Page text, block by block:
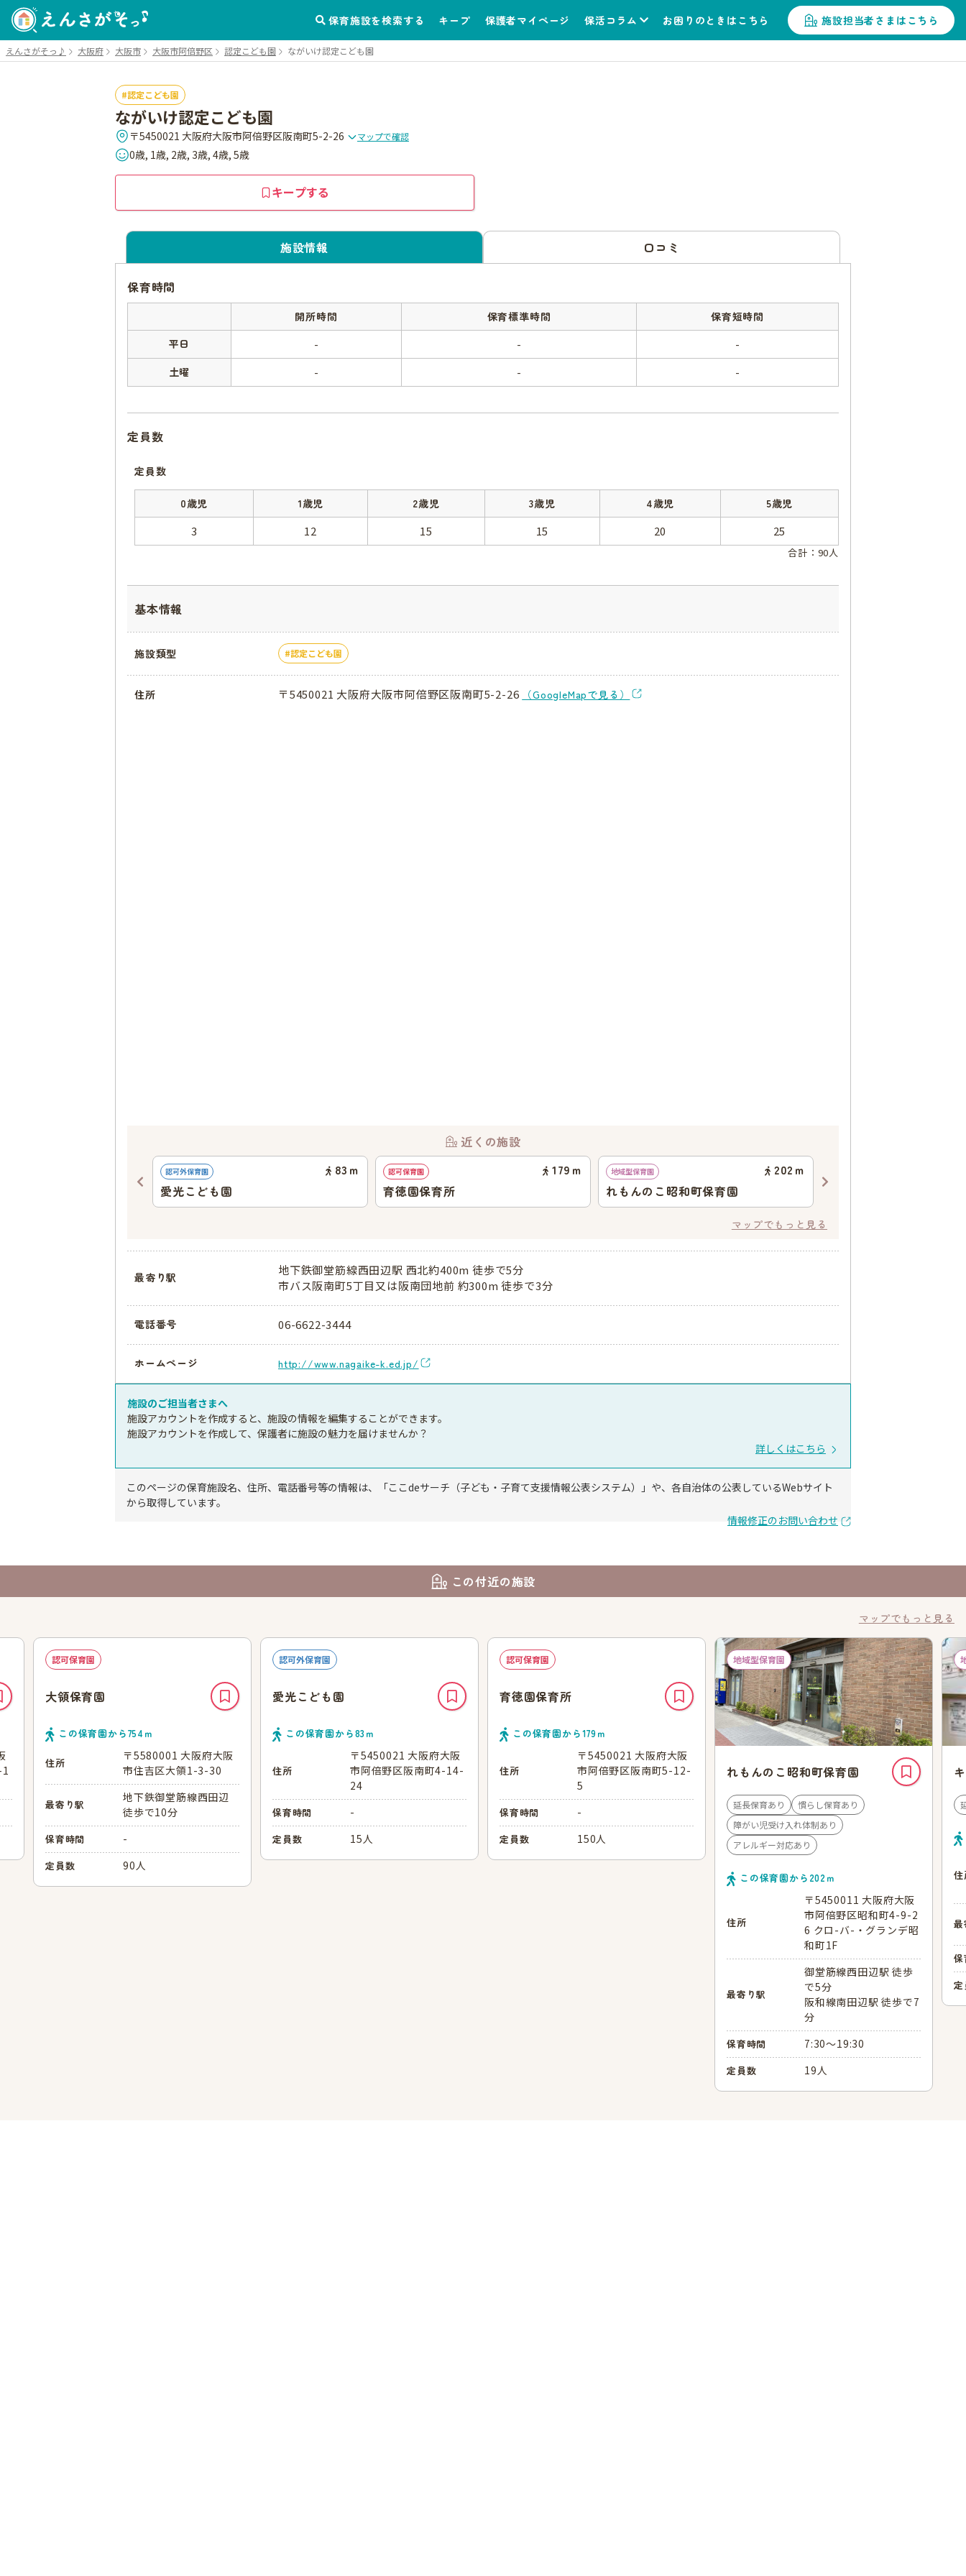
保育施設を検索する キープ 保護者マイページ 保活コラム お困りのときはこちら 施設担当者さまはこちら
えんさがそっ♪ 大阪府 大阪市 大阪市阿倍野区 認定こども園 ながいけ認定こども園
認定こども園
ながいけ認定こども園
〒5450021 大阪府大阪市阿倍野区阪南町5-2-26 マップで確認
0歳, 1歳, 2歳, 3歳, 4歳, 5歳
キープする
施設情報 口コミ
保育時間
開所時間 保育標準時間
保育短時間
平日
- - -
土曜 - - -
定員数
定員数
0歳児 1歳児 2歳児 3歳児 4歳児 5歳児
3 12 15 15 20 25
合計：90人
基本情報
施設類型 認定こども園
住所 〒5450021 大阪府大阪市阿倍野区阪南町5-2-26 （GoogleMapで見る）
近くの施設
認可外保育園 83 ｍ
愛光こども園
認可保育園 179 ｍ
育徳園保育所
地域型保育園 202 ｍ
れもんのこ昭和町保育園
マップでもっと見る
最寄り駅
地下鉄御堂筋線西田辺駅 西北約400m 徒歩で5分
市バス阪南町5丁目又は阪南団地前 約300m 徒歩で3分
電話番号 06-6622-3444
ホームページ http://www.nagaike-k.ed.jp/
施設のご担当者さまへ
施設アカウントを作成すると、施設の情報を編集することができます。
施設アカウントを作成して、保護者に施設の魅力を届けませんか？
詳しくはこちら
このページの保育施設名、住所、電話番号等の情報は、「ここdeサーチ（子ども・子育て支援情報公表システム）」や、各自治体の公表しているWebサイト
から取得しています。
情報修正のお問い合わせ
この付近の施設
マップでもっと見る
認可保育園
大領保育園
この保育園から754 ｍ
住所
〒5580001 大阪府大阪
市住吉区大領1-3-30
最寄り駅
地下鉄御堂筋線西田辺
徒歩で10分
保育時間 -
定員数 90人
認可外保育園
愛光こども園
この保育園から83ｍ
住所
〒5450021 大阪府大阪
市阿倍野区阪南町4-14-
24
保育時間 -
定員数 15人
認可保育園
育徳園保育所
この保育園から179ｍ
住所
〒5450021 大阪府大阪
市阿倍野区阪南町5-12-
5
保育時間 -
定員数 150人
地域型保育園
れもんのこ昭和町保育園
延長保育あり
慣らし保育あり
障がい児受け入れ体制あり
アレルギー対応あり
この保育園から 202ｍ
住所
〒5450011 大阪府大阪
市阿倍野区昭和町4-9-2
6 クロ-バ-・グランデ昭
和町1F
最寄り駅
御堂筋線西田辺駅 徒歩
で5分
阪和線南田辺駅 徒歩で7
分
保育時間 7:30～19:30
定員数 19人
住
最
保
定